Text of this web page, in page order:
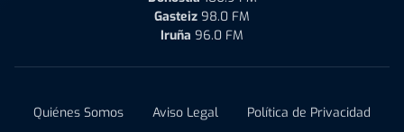
Gasteiz 98.0 FM
Iruña 96.0 FM
Quiénes Somos Aviso Legal
Política de Privacidad